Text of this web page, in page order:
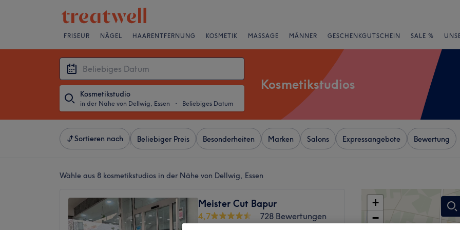
FRISEUR NÄGEL HAARENTFERNUNG KOSMETIK MASSAGE MÄNNER GESCHENKGUTSCHEIN SALE %
Kosmetikstudio
in der Nähe von Dellwig, Essen ・ Beliebiges Datum
Kosmetikstudios
Sortieren nach Beliebiger Preis Besonderheiten Marken Salons Expressangebote Bewertung
Wähle aus 8 kosmetikstudios in der Nähe von Dellwig, Essen
Meister Cut Bapur
4,7
728 Bewertungen
+
−